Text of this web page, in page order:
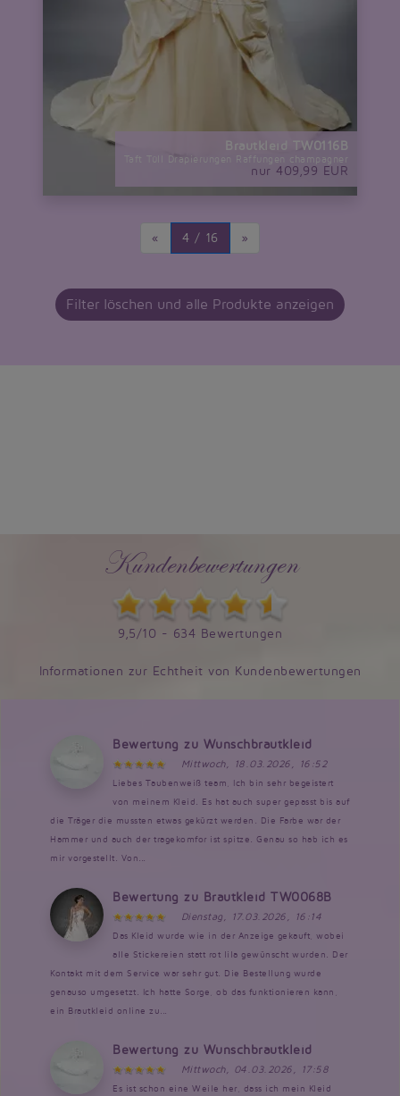
Brautkleid TW0116B
Taft Tüll Drapierungen Raffungen champagner
nur 409,99 EUR
« 4 / 16 »
Filter löschen und alle Produkte anzeigen
Kundenbewertungen
9,5/10 - 634 Bewertungen
Informationen zur Echtheit von Kundenbewertungen
Bewertung zu Wunschbrautkleid
Mittwoch, 18.03.2026, 16:52
Liebes Taubenweiß team, Ich bin sehr begeistert
von meinem Kleid. Es hat auch super gepasst bis auf
die Träger die mussten etwas gekürzt werden. Die Farbe war der
Hammer und auch der tragekomfor ist spitze. Genau so hab ich es
mir vorgestellt. Von...
Bewertung zu Brautkleid TW0068B
Dienstag, 17.03.2026, 16:14
Das Kleid wurde wie in der Anzeige gekauft, wobei
alle Stickereien statt rot lila gewünscht wurden. Der
Kontakt mit dem Service war sehr gut. Die Bestellung wurde
genauso umgesetzt. Ich hatte Sorge, ob das funktionieren kann,
ein Brautkleid online zu...
Bewertung zu Wunschbrautkleid
Mittwoch, 04.03.2026, 17:58
Es ist schon eine Weile her, dass ich mein Kleid